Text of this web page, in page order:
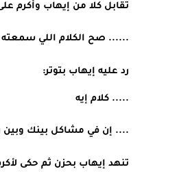
تقابل كلا من إيهاب وأكرم
...... صح الكلام اللي سمعته
رد عليه إيهاب بتوتر:
..... كلام إيه
.... إن في مشاكل بينك وبين
تنهد إيهاب بحزن ثم حكى